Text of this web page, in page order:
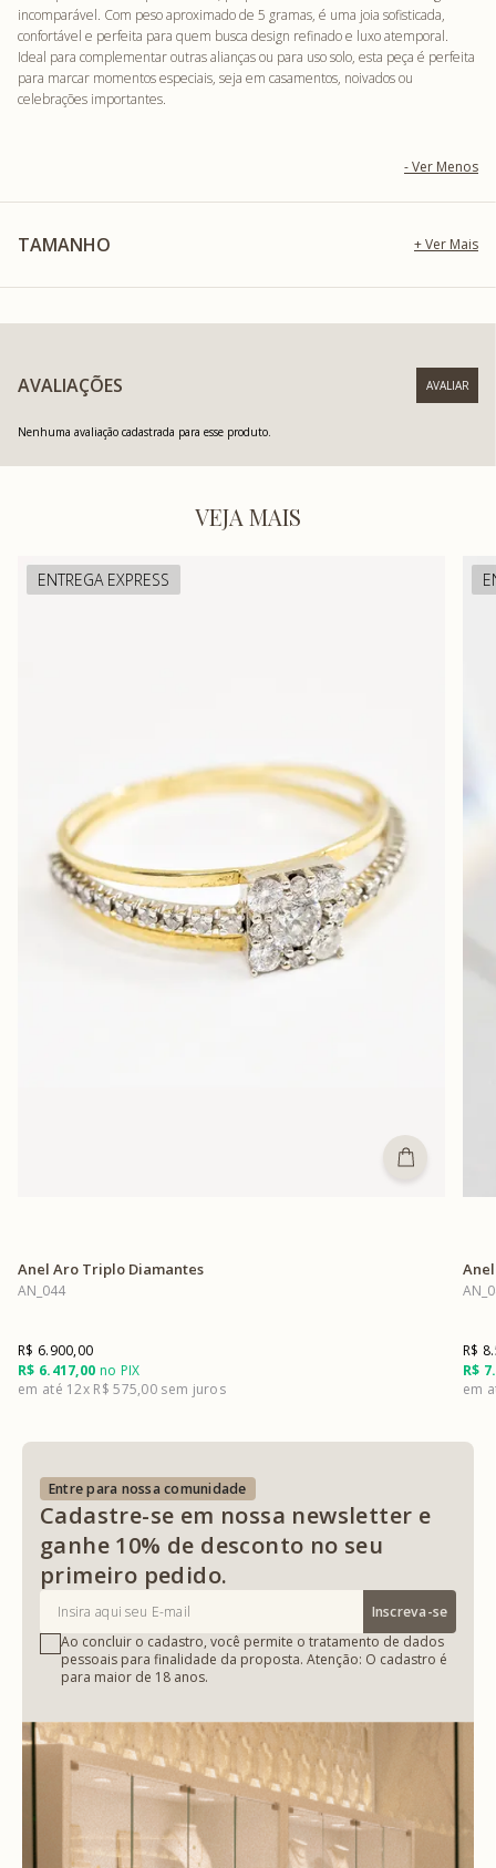
incomparável. Com peso aproximado de 5 gramas, é uma joia sofisticada,
confortável e perfeita para quem busca design refinado e luxo atemporal.
Ideal para complementar outras alianças ou para uso solo, esta peça é perfeita
para marcar momentos especiais, seja em casamentos, noivados ou
celebrações importantes.
TAMANHO
AVALIAÇÕES
Nenhuma avaliação cadastrada para esse produto.
VEJA MAIS
ENTREGA EXPRESS
Anel Aro Triplo Diamantes
AN_044
R$ 6.417,00 no PIX
R$ 6.900,00
12x R$ 575,00
R$
R$
Entre para nossa comunidade
Cadastre-se em nossa newsletter e
ganhe 10% de desconto no seu
primeiro pedido.
Inscreva-se
Ao concluir o cadastro, você permite o tratamento de dados
pessoais para finalidade da proposta. Atenção: O cadastro é
para maior de 18 anos.